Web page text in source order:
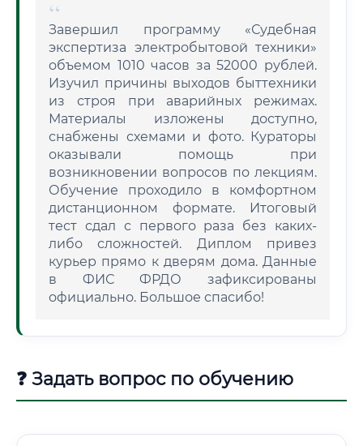
Завершил программу «Судебная
экспертиза электробытовой техники»
объемом 1010 часов за 52000 рублей.
Изучил причины выходов быттехники
из строя при аварийных режимах.
Материалы изложены доступно,
снабжены схемами и фото. Кураторы
оказывали помощь при
возникновении вопросов по лекциям.
Обучение проходило в комфортном
дистанционном формате. Итоговый
тест сдал с первого раза без каких-
либо сложностей. Диплом привез
курьер прямо к дверям дома. Данные
в ФИС ФРДО зафиксированы
официально. Большое спасибо!
❓ Задать вопрос по обучению